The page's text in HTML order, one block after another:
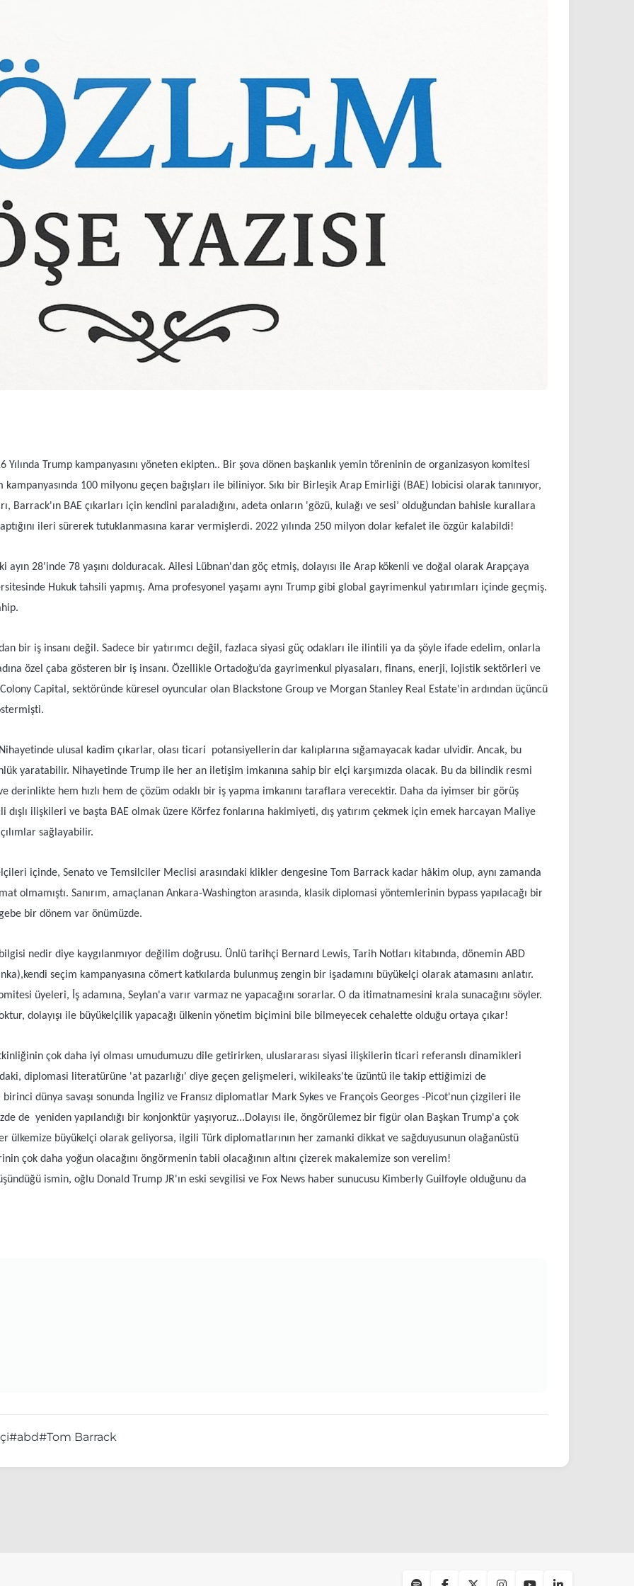
Trump kampanyasını yöneten ekipten.. Bir şova dönen başkanlık yemin töreninin de organizasyon komitesi
100 milyonu geçen bağışları ile biliniyor. Sıkı bir Birleşik Arap Emirliği (BAE) lobicisi olarak tanınıyor,
Barrack'ın BAE çıkarları için kendini paraladığını, adeta onların 'gözü, kulağı ve sesi’ olduğundan bahisle kurallara
ileri sürerek tutuklanmasına karar vermişlerdi. 2022 yılında 250 milyon dolar kefalet ile özgür kalabildi!
ayın 28'inde 78 yaşını dolduracak. Ailesi Lübnan'dan göç etmiş, dolayısı ile Arap kökenli ve doğal olarak Arapçaya
Hukuk tahsili yapmış. Ama profesyonel yaşamı aynı Trump gibi global gayrimenkul yatırımları içinde geçmiş.
bir iş insanı değil. Sadece bir yatırımcı değil, fazlaca siyasi güç odakları ile ilintili ya da şöyle ifade edelim, onlarla
özel çaba gösteren bir iş insanı. Özellikle Ortadoğu’da gayrimenkul piyasaları, finans, enerji, lojistik sektörleri ve
Capital, sektöründe küresel oyuncular olan Blackstone Group ve Morgan Stanley Real Estate'in ardından üçüncü
ulusal kadim çıkarlar, olası ticari potansiyellerin dar kalıplarına sığamayacak kadar ulvidir. Ancak, bu
yaratabilir. Nihayetinde Trump ile her an iletişim imkanına sahip bir elçi karşımızda olacak. Bu da bilindik resmi
derinlikte hem hızlı hem de çözüm odaklı bir iş yapma imkanını taraflara verecektir. Daha da iyimser bir görüş
dışlı ilişkileri ve başta BAE olmak üzere Körfez fonlarına hakimiyeti, dış yatırım çekmek için emek harcayan Maliye
sağlayabilir.
içinde, Senato ve Temsilciler Meclisi arasındaki klikler dengesine Tom Barrack kadar hâkim olup, aynı zamanda
olmamıştı. Sanırım, amaçlanan Ankara-Washington arasında, klasik diplomasi yöntemlerinin bypass yapılacağı bir
bir dönem var önümüzde.
nedir diye kaygılanmıyor değilim doğrusu. Ünlü tarihçi Bernard Lewis, Tarih Notları kitabında, dönemin ABD
seçim kampanyasına cömert katkılarda bulunmuş zengin bir işadamını büyükelçi olarak atamasını anlatır.
üyeleri, İş adamına, Seylan'a varır varmaz ne yapacağını sorarlar. O da itimatnamesini krala sunacağını söyler.
dolayışı ile büyükelçilik yapacağı ülkenin yönetim biçimini bile bilmeyecek cehalette olduğu ortaya çıkar!
çok daha iyi olması umudumuzu dile getirirken, uluslararası siyasi ilişkilerin ticari referanslı dinamikleri
diplomasi literatürüne 'at pazarlığı' diye geçen gelişmeleri, wikileaks'te üzüntü ile takip ettiğimizi de
dünya savaşı sonunda İngiliz ve Fransız diplomatlar Mark Sykes ve François Georges -Picot'nun çizgileri ile
de yeniden yapılandığı bir konjonktür yaşıyoruz...Dolayısı ile, öngörülemez bir figür olan Başkan Trump'a çok
ülkemize büyükelçi olarak geliyorsa, ilgili Türk diplomatlarının her zamanki dikkat ve sağduyusunun olağanüstü
çok daha yoğun olacağını öngörmenin tabii olacağının altını çizerek makalemize son verelim!
ismin, oğlu Donald Trump JR'ın eski sevgilisi ve Fox News haber sunucusu Kimberly Guilfoyle olduğunu da
#abd#Tom Barrack